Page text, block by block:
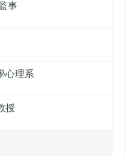
事
心理系
授